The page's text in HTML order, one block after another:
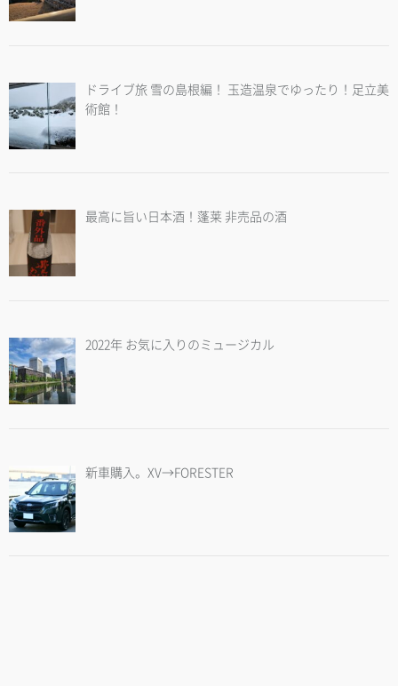
ドライブ旅 雪の島根編！ 玉造温泉でゆったり！足立美
術館！
最高に旨い日本酒！蓬莱 非売品の酒
2022年 お気に入りのミュージカル
新車購入。XV→FORESTER